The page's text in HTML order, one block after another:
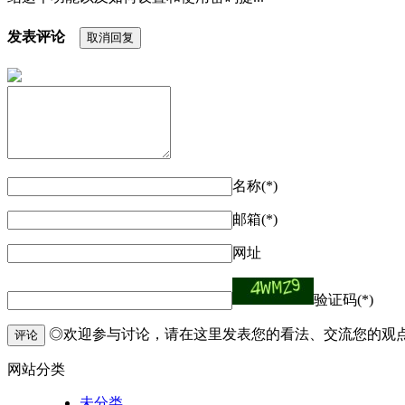
发表评论 取消回复
名称(*)
邮箱(*)
网址
验证码(*)
评论 ◎欢迎参与讨论，请在这里发表您的看法、交流您的观
网站分类